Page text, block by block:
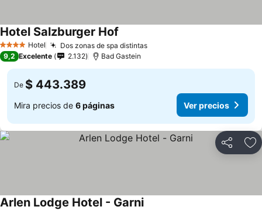
4 EstrellasHotel Dos zonas de spa distintas
Hotel Salzburger Hof
9,2 Excelente 2.132 Bad Gastein
De $ 443.389
Mira precios de 6 páginas Ver precios
Compartir
Arlen Lodge Hotel - Garni